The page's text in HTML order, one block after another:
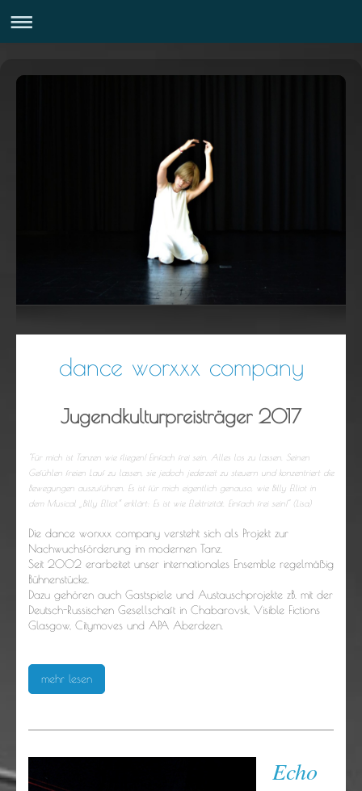
dance worxxx company
Jugendkulturpreisträger 2017
"Für mich ist Tanzen wie fliegen! Einfach frei sein. Alles los zu lassen. Seinen
Gefühlen freien Lauf zu lassen, sie jedoch jederzeit zu steuern und konzentriert die
Bewegungen auszuführen. Es ist für mich eigentlich genauso, wie Billy Elliot in
dem Musical „Billy Elliot“ erklärt: Es ist wie Elektrizität. Einfach frei sein!" (Lisa)
Die dance worxxx company versteht sich als Projekt zur
Nachwuchsförderung im modernen Tanz.
Seit 2002 erarbeitet unser internationales Ensemble regelmäßig
Bühnenstücke.
Dazu gehören auch Gastspiele und Austauschprojekte zB. mit der
Deutsch-Russischen Gesellschaft in Chabarovsk, Visible Fictions
Glasgow, Citymoves und APA Aberdeen.
mehr lesen
Echo